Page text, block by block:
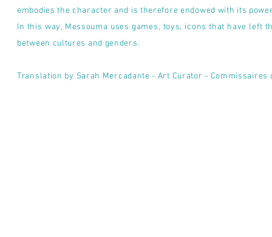
embodies the character and is therefore endowed with its
In this way, Messouma uses games, toys, icons that have
between cultures and genders.
Translation by Sarah Mercadante - Art Curator - Commissaires